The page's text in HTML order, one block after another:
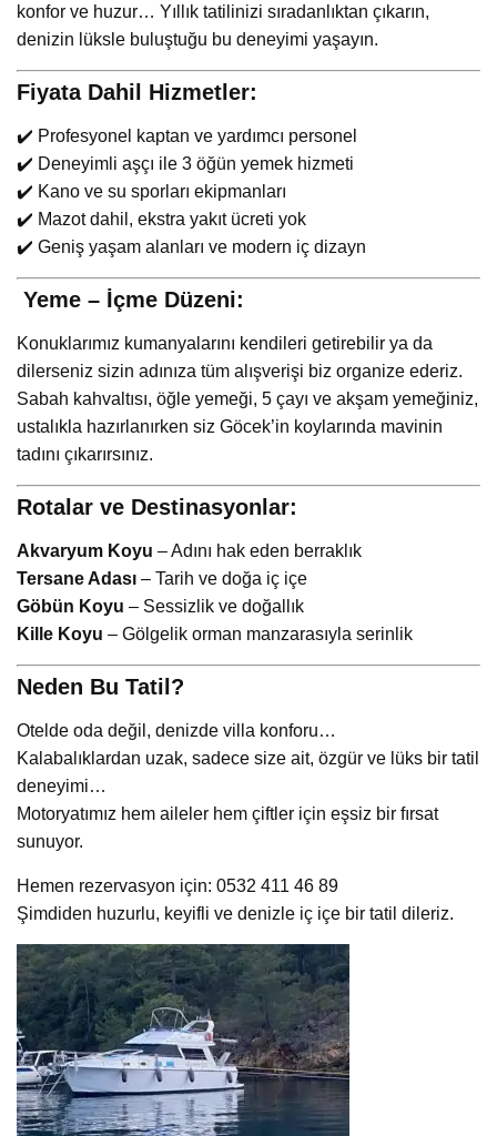
konfor ve huzur… Yıllık tatilinizi sıradanlıktan çıkarın,
denizin lüksle buluştuğu bu deneyimi yaşayın.
Fiyata Dahil Hizmetler:
✔️ Profesyonel kaptan ve yardımcı personel
✔️ Deneyimli aşçı ile 3 öğün yemek hizmeti
✔️ Kano ve su sporları ekipmanları
✔️ Mazot dahil, ekstra yakıt ücreti yok
✔️ Geniş yaşam alanları ve modern iç dizayn
️ Yeme – İçme Düzeni:
Konuklarımız kumanyalarını kendileri getirebilir ya da
dilerseniz sizin adınıza tüm alışverişi biz organize ederiz.
Sabah kahvaltısı, öğle yemeği, 5 çayı ve akşam yemeğiniz,
ustalıkla hazırlanırken siz Göcek’in koylarında mavinin
tadını çıkarırsınız.
Rotalar ve Destinasyonlar:
Akvaryum Koyu – Adını hak eden berraklık
Tersane Adası – Tarih ve doğa iç içe
Göbün Koyu – Sessizlik ve doğallık
Kille Koyu – Gölgelik orman manzarasıyla serinlik
Neden Bu Tatil?
Otelde oda değil, denizde villa konforu…
Kalabalıklardan uzak, sadece size ait, özgür ve lüks bir tatil
deneyimi…
Motoryatımız hem aileler hem çiftler için eşsiz bir fırsat
sunuyor.
Hemen rezervasyon için: 0532 411 46 89
Şimdiden huzurlu, keyifli ve denizle iç içe bir tatil dileriz.